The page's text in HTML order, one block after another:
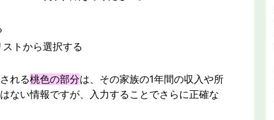
トから選択する
れる桃色の部分は、その家族の1年間の収入や所
ない情報ですが、入力することでさらに正確な